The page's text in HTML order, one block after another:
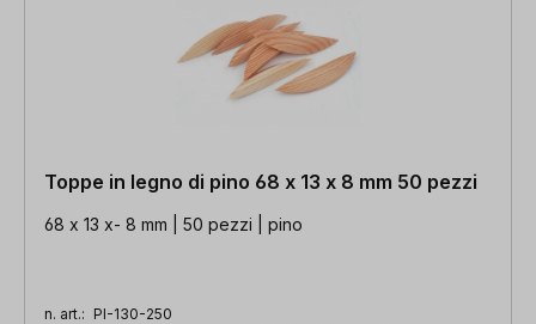
Toppe in legno di pino 68 x 13 x 8 mm 50 pezzi
68 x 13 x- 8 mm | 50 pezzi | pino
n. art.: PI-130-250